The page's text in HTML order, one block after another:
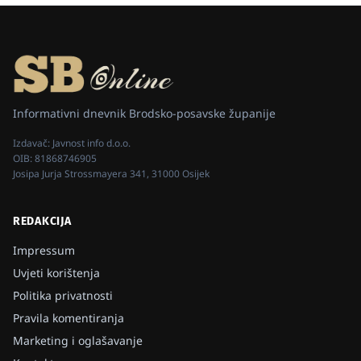
Informativni dnevnik Brodsko-posavske županije
Izdavač: Javnost info d.o.o.
OIB:81868746905
Josipa Jurja Strossmayera 341, 31000 Osijek
REDAKCIJA
Impressum
Uvjeti korištenja
Politika privatnosti
Pravila komentiranja
Marketing i oglašavanje